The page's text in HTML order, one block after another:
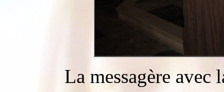
La messagère avec